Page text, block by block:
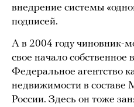
внедрение системы
подписей.
А в 2004 году чиновник-
свое начало собственное
Федеральное агентство
недвижимости в составе
России. Здесь он тоже